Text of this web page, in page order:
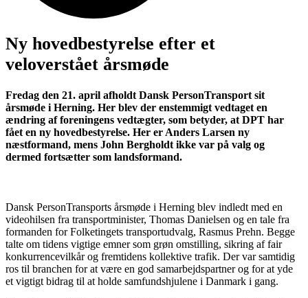
Ny hovedbestyrelse efter et
veloverstået årsmøde
Fredag den 21. april afholdt Dansk PersonTransport sit
årsmøde i Herning. Her blev der enstemmigt vedtaget en
ændring af foreningens vedtægter, som betyder, at DPT har
fået en ny hovedbestyrelse. Her er Anders Larsen ny
næstformand, mens John Bergholdt ikke var på valg og
dermed fortsætter som landsformand.
Dansk PersonTransports årsmøde i Herning blev indledt med en
videohilsen fra transportminister, Thomas Danielsen og en tale fra
formanden for Folketingets transportudvalg, Rasmus Prehn. Begge
talte om tidens vigtige emner som grøn omstilling, sikring af fair
konkurrencevilkår og fremtidens kollektive trafik. Der var samtidig
ros til branchen for at være en god samarbejdspartner og for at yde
et vigtigt bidrag til at holde samfundshjulene i Danmark i gang.